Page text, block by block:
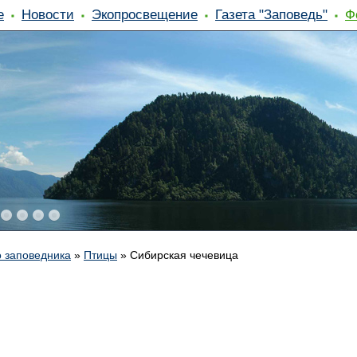
Новости Экопросвещение Газета "Заповедь"
» Птицы » Сибирская чечевица